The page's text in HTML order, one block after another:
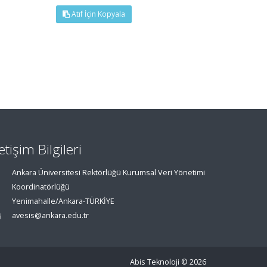
Atıf İçin Kopyala
Bilgileri
Ankara Üniversitesi Rektörlüğü Kurumsal Veri Yönetimi
Koordinatörlüğü
Yenimahalle/Ankara-TÜRKİYE
avesis@ankara.edu.tr
Abis Teknoloji © 2026